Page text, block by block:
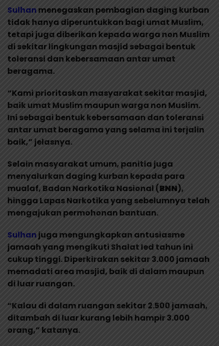
Sulhan menegaskan pembagian daging kurban
tidak hanya diperuntukkan bagi umat Muslim,
tetapi juga diberikan kepada warga non Muslim
di sekitar lingkungan masjid sebagai bentuk
toleransi dan kebersamaan antar umat
beragama.
“Kami prioritaskan masyarakat sekitar masjid,
baik umat Muslim maupun warga non Muslim.
Ini sebagai bentuk kebersamaan dan toleransi
antar umat beragama yang selama ini terjalin
baik,” jelasnya.
Selain masyarakat umum, panitia juga
menyalurkan daging kurban kepada para
mualaf, Badan Narkotika Nasional (BNN),
hingga Lapas Narkotika yang sebelumnya telah
mengajukan permohonan bantuan.
Sulhan juga mengungkapkan antusiasme
jamaah yang mengikuti Shalat Ied tahun ini
cukup tinggi. Diperkirakan sekitar 3.000 jamaah
memadati area masjid, baik di dalam maupun
di luar ruangan.
“Kalau di dalam ruangan sekitar 2.500 jamaah,
ditambah di luar kurang lebih hampir 3.000
orang,” katanya.